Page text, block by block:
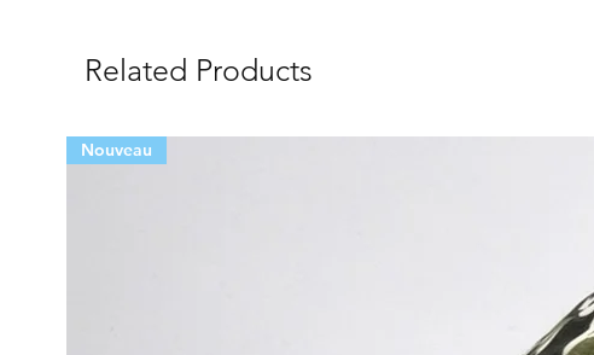
Related Products
Nouveau